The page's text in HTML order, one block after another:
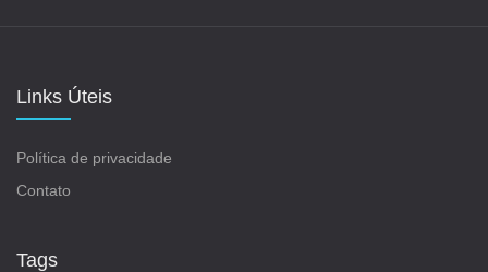
Links Úteis
Política de privacidade
Contato
Tags